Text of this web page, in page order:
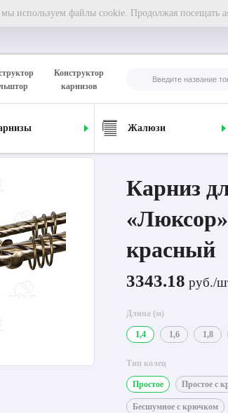
используем файлы cookie. Продолжая посещать
Конструктор
карнизов
Жалюзи
Карниз для штор двухрядный «Люксор» Ø25К/16К
Карниз
красный
3343.18 руб./
Длина (м)
1,4 1,6 1,8
Тип колец
Простое Простое с
Бесшумное с крючком